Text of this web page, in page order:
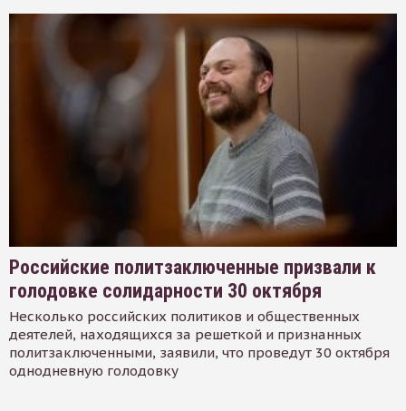
Российские политзаключенные призвали к
голодовке солидарности 30 октября
Несколько российских политиков и общественных
деятелей, находящихся за решеткой и признанных
политзаключенными, заявили, что проведут 30 октября
однодневную голодовку